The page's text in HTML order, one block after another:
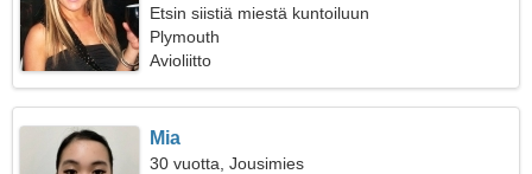
Etsin siistiä miestä kuntoiluun
Plymouth
Avioliitto
Mia
30 vuotta, Jousimies